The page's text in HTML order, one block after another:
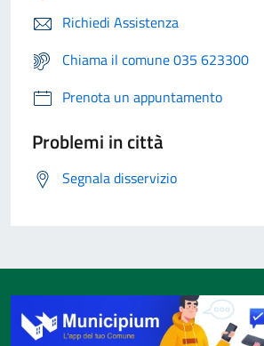
Richiedi Assistenza
Chiama il comune 035 623300
Prenota un appuntamento
Problemi in città
Segnala disservizio